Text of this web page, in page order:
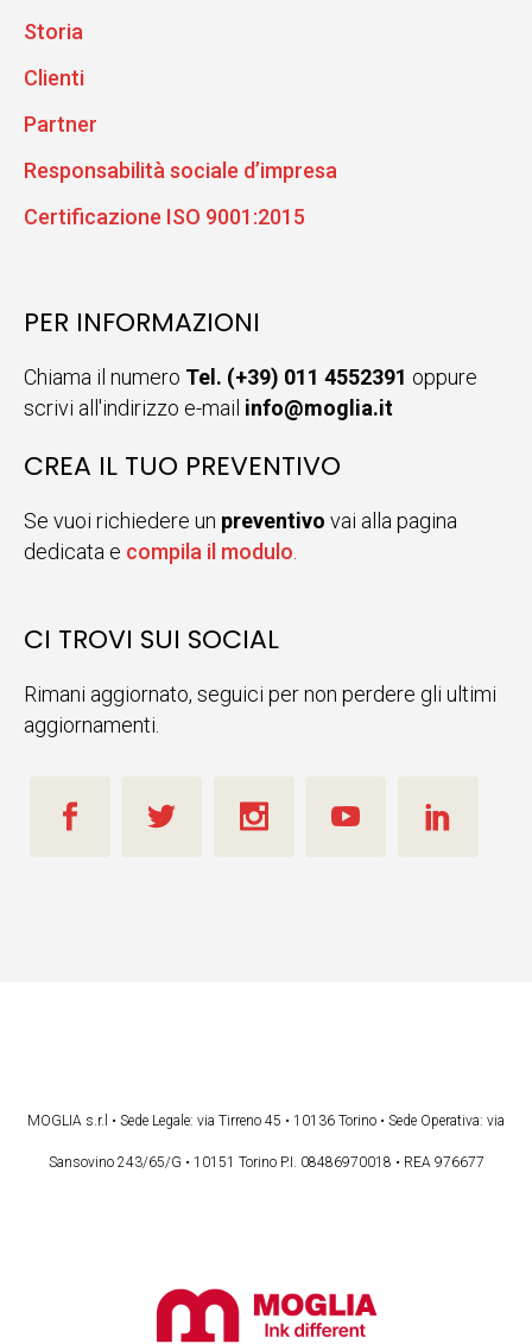
Storia
Clienti
Partner
Responsabilità sociale d’impresa
Certificazione ISO 9001:2015
PER INFORMAZIONI
Chiama il numero Tel. (+39) 011 4552391 oppure
scrivi all'indirizzo e-mail info@moglia.it
CREA IL TUO PREVENTIVO
Se vuoi richiedere un preventivo vai alla pagina
dedicata e compila il modulo.
CI TROVI SUI SOCIAL
Rimani aggiornato, seguici per non perdere gli ultimi
aggiornamenti.
MOGLIA s.r.l • Sede Legale: via Tirreno 45 • 10136 Torino • Sede Operativa: via
Sansovino 243/65/G • 10151 Torino P.I. 08486970018 • REA 976677